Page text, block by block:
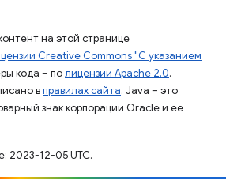
на этой странице
Creative Commons "С указанием
кода – полицензии Apache 2.0.
вправилах сайта. Java – это
знак корпорации Oracle и ее
2023-12-05 UTC.